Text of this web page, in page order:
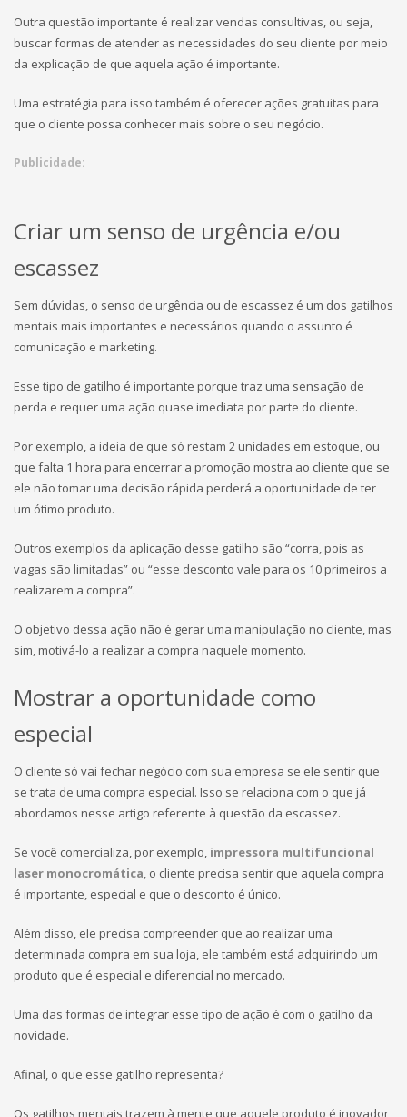
Outra questão importante é realizar vendas consultivas, ou seja,
buscar formas de atender as necessidades do seu cliente por meio
da explicação de que aquela ação é importante.
Uma estratégia para isso também é oferecer ações gratuitas para
que o cliente possa conhecer mais sobre o seu negócio.
Publicidade:
Criar um senso de urgência e/ou
escassez
Sem dúvidas, o senso de urgência ou de escassez é um dos gatilhos
mentais mais importantes e necessários quando o assunto é
comunicação e marketing.
Esse tipo de gatilho é importante porque traz uma sensação de
perda e requer uma ação quase imediata por parte do cliente.
Por exemplo, a ideia de que só restam 2 unidades em estoque, ou
que falta 1 hora para encerrar a promoção mostra ao cliente que se
ele não tomar uma decisão rápida perderá a oportunidade de ter
um ótimo produto.
Outros exemplos da aplicação desse gatilho são “corra, pois as
vagas são limitadas” ou “esse desconto vale para os 10 primeiros a
realizarem a compra”.
O objetivo dessa ação não é gerar uma manipulação no cliente, mas
sim, motivá-lo a realizar a compra naquele momento.
Mostrar a oportunidade como
especial
O cliente só vai fechar negócio com sua empresa se ele sentir que
se trata de uma compra especial. Isso se relaciona com o que já
abordamos nesse artigo referente à questão da escassez.
Se você comercializa, por exemplo, impressora multifuncional
laser monocromática, o cliente precisa sentir que aquela compra
é importante, especial e que o desconto é único.
Além disso, ele precisa compreender que ao realizar uma
determinada compra em sua loja, ele também está adquirindo um
produto que é especial e diferencial no mercado.
Uma das formas de integrar esse tipo de ação é com o gatilho da
novidade.
Afinal, o que esse gatilho representa?
Os gatilhos mentais trazem à mente que aquele produto é inovador,